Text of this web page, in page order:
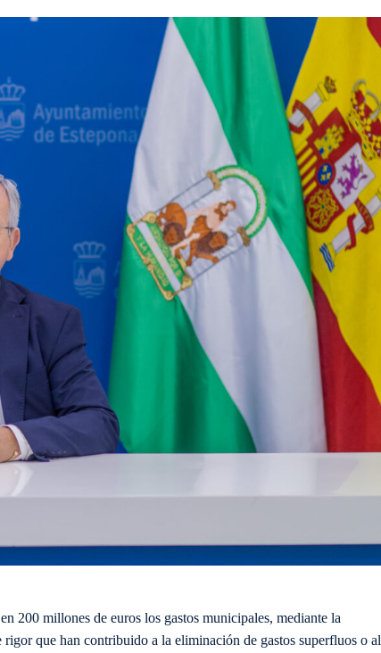
200 millones de euros los gastos municipales, mediante la
que han contribuido a la eliminación de gastos superfluos o al